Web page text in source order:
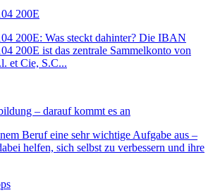
200E
200E: Was steckt dahinter? Die IBAN
200E ist das zentrale Sammelkonto von
et Cie, S.C...
– darauf kommt es an
Beruf eine sehr wichtige Aufgabe aus –
helfen, sich selbst zu verbessern und ihre